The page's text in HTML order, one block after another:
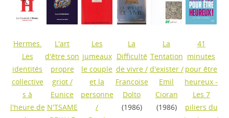
Hermes.
Les
identités
collective
s à
l'heure de
L'art
d'être son
propre
griot/
Eunice
N'TSAME
Les
jumeaux
le couple
et la
personne
/
La
Difficulté
de vivre/
Francoise
Dolto
(1986)
La
Tentation
d'exister/
Emil
Cioran
(1986)
41
minutes
pour être
heureux -
Les 7
piliers du